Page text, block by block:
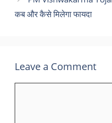
कब और कैसे मिलेगा फायदा
Leave a Comment